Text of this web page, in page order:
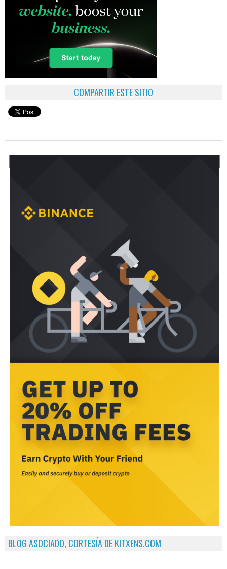
COMPARTIR ESTE SITIO
BLOG ASOCIADO, CORTESÍA DE KITXENS.COM